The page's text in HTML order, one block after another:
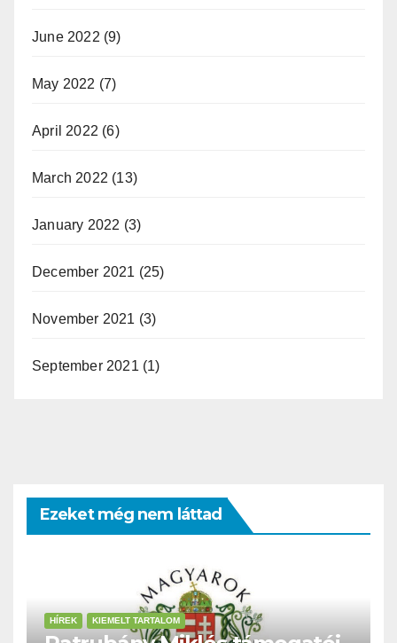
June 2022 (9)
May 2022 (7)
April 2022 (6)
March 2022 (13)
January 2022 (3)
December 2021 (25)
November 2021 (3)
September 2021 (1)
Ezeket még nem láttad
HÍREK KIEMELT TARTALOM